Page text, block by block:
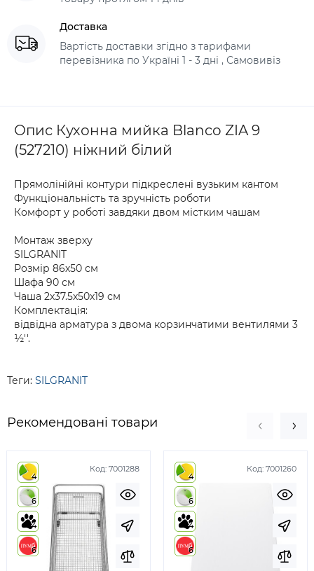
Доставка
Вартість доставки згідно з тарифами
перевізника по Україні 1 - 3 дні , Самовивіз
Опис Кухонна мийка Blanco ZIA 9
(527210) ніжний білий
Прямолінійні контури підкреслені вузьким кантом
Функціональність та зручність роботи
Комфорт у роботі завдяки двом містким чашам
Монтаж зверху
SILGRANIT
Розмір 86х50 см
Шафа 90 см
Чаша 2х37.5х50х19 см
Комплектація:
відвідна арматура з двома корзинчатими вентилями 3
½''.
Теги: SILGRANIT
Рекомендовані товари
Код: 7001288
4
6
4
6
Код: 7001260
4
6
4
6